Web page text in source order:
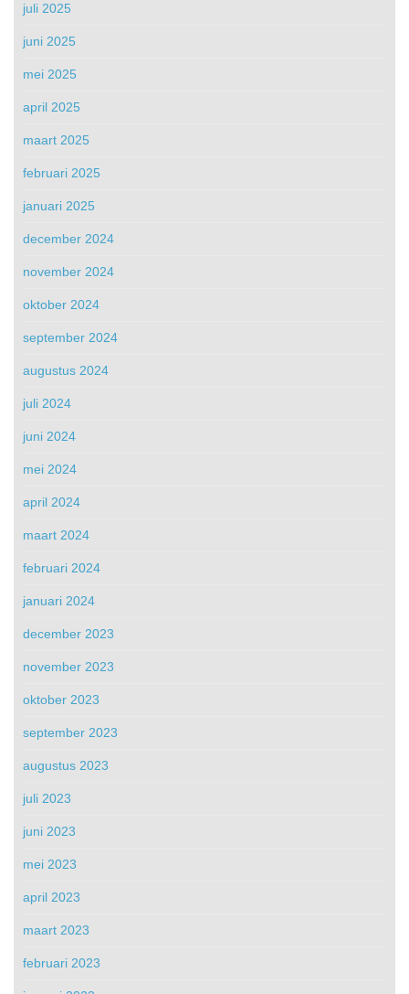
juli 2025
juni 2025
mei 2025
april 2025
maart 2025
februari 2025
januari 2025
december 2024
november 2024
oktober 2024
september 2024
augustus 2024
juli 2024
juni 2024
mei 2024
april 2024
maart 2024
februari 2024
januari 2024
december 2023
november 2023
oktober 2023
september 2023
augustus 2023
juli 2023
juni 2023
mei 2023
april 2023
maart 2023
februari 2023